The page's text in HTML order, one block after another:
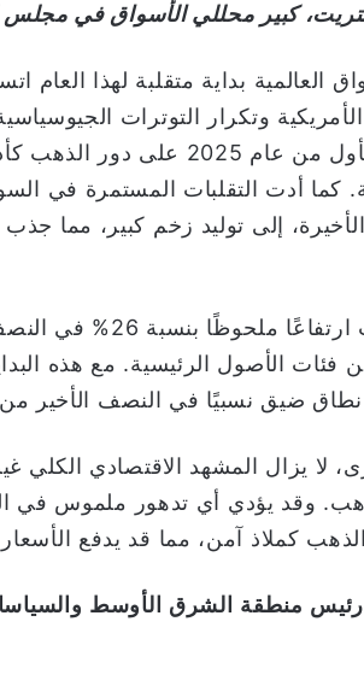
كبير محللي الأسواق في مجلس
العالمية بداية متقلبة لهذا العام
وتكرار التوترات
في النصف الأول من عام
كما أدت التقلبات المستمرة في
إلى توليد زخم كبير، مما
“سجّل الذهب
فئات الأصول الرئيسية. مع هذه
ضيق نسبيًا في النصف الأخير من عام
لا يزال المشهد الاقتصادي الكلي
وقد يؤدي أي تدهور ملموس في
الذهب كملاذ آمن، مما قد يدفع
رئيس منطقة الشرق الأوسط